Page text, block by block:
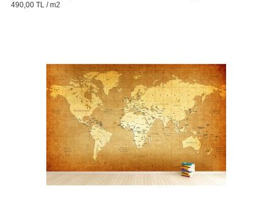
490,00 TL / m2